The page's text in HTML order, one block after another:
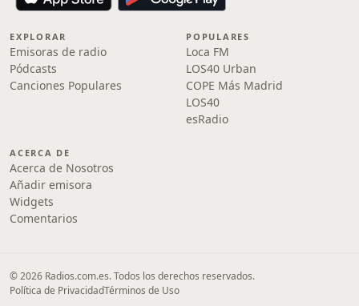
EXPLORAR
Emisoras de radio
Pódcasts
Canciones Populares
POPULARES
Loca FM
LOS40 Urban
COPE Más Madrid
LOS40
esRadio
ACERCA DE
Acerca de Nosotros
Añadir emisora
Widgets
Comentarios
© 2026 Radios.com.es. Todos los derechos reservados.
Política de PrivacidadTérminos de Uso